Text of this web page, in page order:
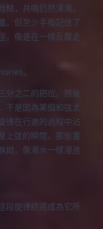
，共鳴仍然渾濁，
。但至少手指記住了
，像是在一條反覆走
。
分之二的把位。然後
不是因為某個和弦太
律在行進的過程中沾
上弦的瞬間，那些畫
拗，像潮水一樣漫進
段旋律終將成為它所